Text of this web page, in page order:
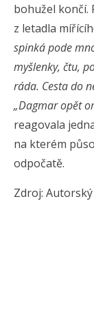
bohužel končí.
z letadla
spinká pode
myšlenky, čtu,
ráda. Cesta do
„Dagmar opět
reagovala
na kterém
odpočatě.
Zdroj: